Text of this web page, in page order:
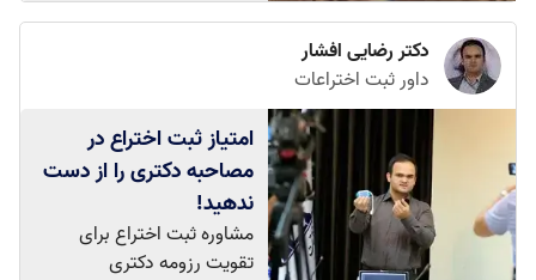
دکتر رضایی افشار
داور ثبت اختراعات
امتیاز ثبت اختراع در
مصاحبه دکتری را از دست
ندهید!
مشاوره ثبت اختراع برای
تقویت رزومه دکتری